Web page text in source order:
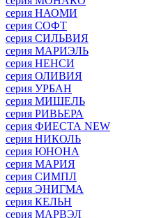
серия НАОМИ
серия СОФТ
серия СИЛЬВИЯ
серия МАРИЭЛЬ
серия НЕНСИ
серия ОЛИВИЯ
серия УРБАН
серия МИШЕЛЬ
серия РИВЬЕРА
серия ФИЕСТА NEW
серия НИКОЛЬ
серия ЮНОНА
серия МАРИЯ
серия СИМПЛ
серия ЭНИГМА
серия КЕЛЬН
серия МАРВЭЛ